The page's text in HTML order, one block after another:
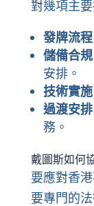
對幾項主要
發牌流程
儲備合規
安排。
技術實施
過渡安排
務。
戴圖斯如何
要應對香
要專門的